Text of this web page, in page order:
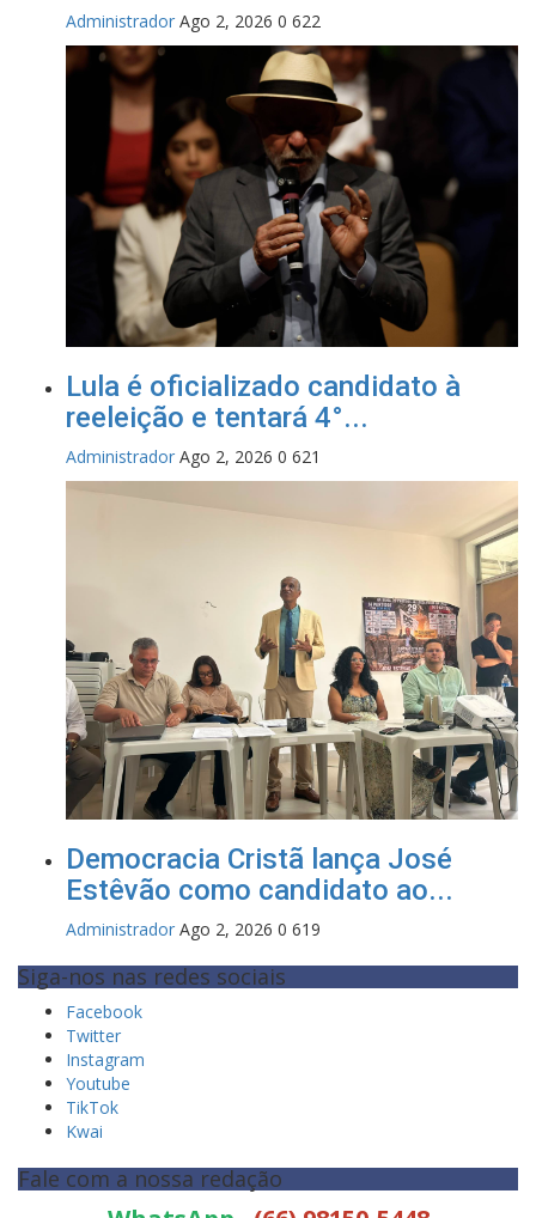
Administrador Ago 2, 2026 0 622
Lula é oficializado candidato à
reeleição e tentará 4°...
Administrador Ago 2, 2026 0 621
Democracia Cristã lança José
Estêvão como candidato ao...
Administrador Ago 2, 2026 0 619
Siga-nos nas redes sociais
Facebook
Twitter
Instagram
Youtube
TikTok
Kwai
Fale com a nossa redação